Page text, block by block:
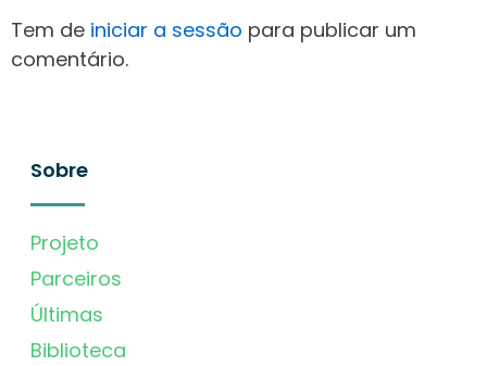
Tem de iniciar a sessão para publicar um
comentário.
Sobre
Projeto
Parceiros
Últimas
Biblioteca